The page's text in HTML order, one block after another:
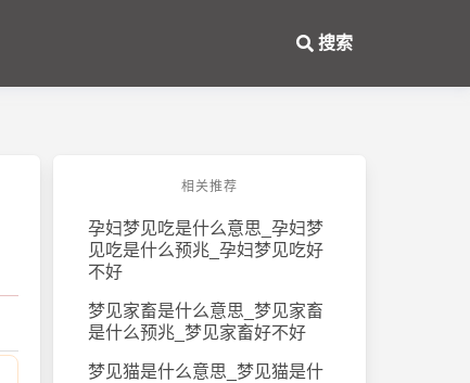
搜索
相关推荐
孕妇梦见吃是什么意思_孕妇梦
见吃是什么预兆_孕妇梦见吃好
不好
梦见家畜是什么意思_梦见家畜
是什么预兆_梦见家畜好不好
梦见猫是什么意思_梦见猫是什